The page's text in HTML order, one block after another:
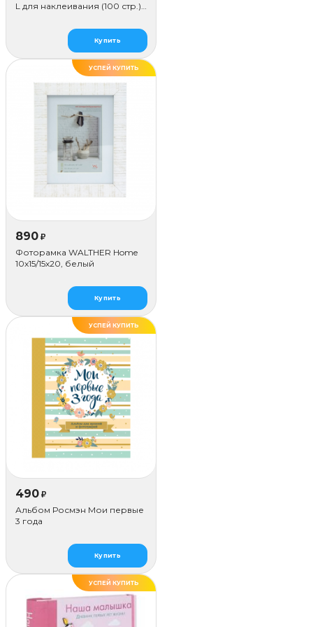
L для наклеивания (100 стр.),
Купить
УСПЕЙ КУПИТЬ
890 ₽
Фоторамка WALTHER Home
10x15/15х20, белый
Купить
УСПЕЙ КУПИТЬ
490 ₽
Альбом Росмэн Мои первые
3 года
Купить
УСПЕЙ КУПИТЬ